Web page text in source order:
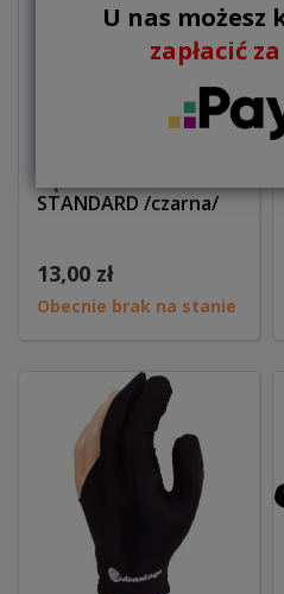
U nas możesz
zapłacić
STANDARD /czarna/
13,00 zł
Obecnie brak na stanie